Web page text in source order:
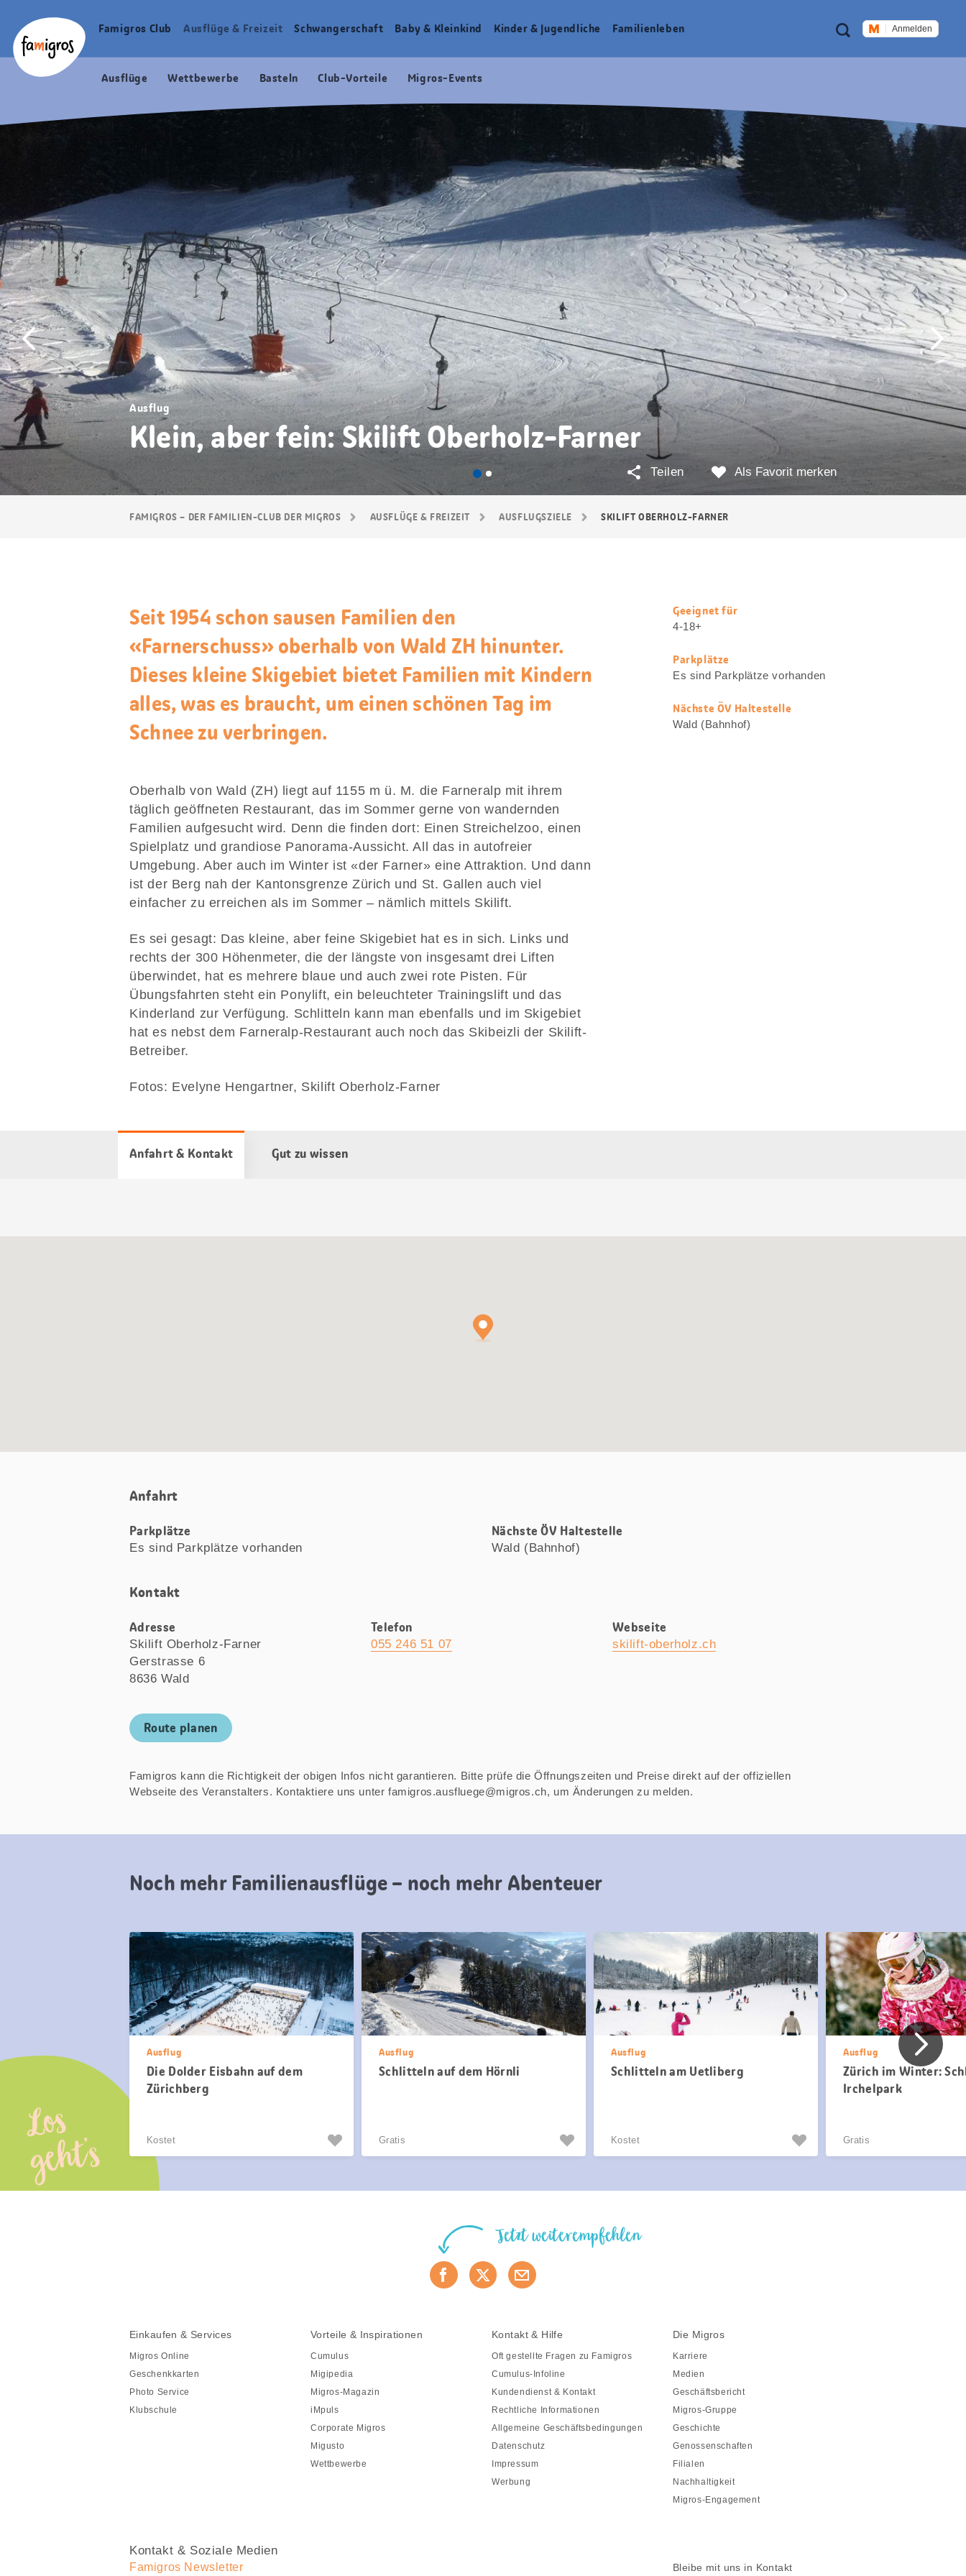
Navigation
Logo
Meta
Navigation
Suche Anmelden
Haupt
Famigros Club Ausflüge & Freizeit Schwangerschaft Baby & Kleinkind Kinder & Jugendliche Familien­leben
Ausflüge Wettbewerbe Basteln Club-Vorteile Migros-Events
FAMIGROS – DER FAMILIEN-CLUB DER MIGROS AUSFLÜGE & FREIZEIT AUSFLUGSZIELE SKILIFT OBERHOLZ-FARNER
Ausflug
Klein, aber fein: Skilift Oberholz-Farner
Als Favorit merken
Teilen
Seit 1954 schon sausen Familien den
«Farnerschuss» oberhalb von Wald ZH hinunter.
Dieses kleine Skigebiet bietet Familien mit Kindern
alles, was es braucht, um einen schönen Tag im
Schnee zu verbringen.
Oberhalb von Wald (ZH) liegt auf 1155 m ü. M. die Farneralp mit ihrem
täglich geöffneten Restaurant, das im Sommer gerne von wandernden
Familien aufgesucht wird. Denn die finden dort: Einen Streichelzoo, einen
Spielplatz und grandiose Panorama-Aussicht. All das in autofreier
Umgebung. Aber auch im Winter ist «der Farner» eine Attraktion. Und dann
ist der Berg nah der Kantonsgrenze Zürich und St. Gallen auch viel
einfacher zu erreichen als im Sommer – nämlich mittels Skilift.
Es sei gesagt: Das kleine, aber feine Skigebiet hat es in sich. Links und
rechts der 300 Höhenmeter, die der längste von insgesamt drei Liften
überwindet, hat es mehrere blaue und auch zwei rote Pisten. Für
Übungsfahrten steht ein Ponylift, ein beleuchteter Trainingslift und das
Kinderland zur Verfügung. Schlitteln kann man ebenfalls und im Skigebiet
hat es nebst dem Farneralp-Restaurant auch noch das Skibeizli der Skilift-
Betreiber.
Fotos: Evelyne Hengartner, Skilift Oberholz-Farner
Nützliche
Informationen
Geeignet für
4-18+
Parkplätze
Es sind Parkplätze vorhanden
Nächste ÖV Haltestelle
Wald (Bahnhof)
Anfahrt & Kontakt Gut zu wissen
Anfahrt
Parkplätze
Es sind Parkplätze vorhanden
Nächste ÖV Haltestelle
Wald (Bahnhof)
Kontakt
Adresse
Skilift Oberholz-Farner
Gerstrasse 6
8636 Wald
Telefon
055 246 51 07
Webseite
skilift-oberholz.ch
Route planen
Famigros kann die Richtigkeit der obigen Infos nicht garantieren. Bitte prüfe die Öffnungszeiten und Preise direkt auf der offiziellen
Webseite des Veranstalters. Kontaktiere uns unter famigros.ausfluege@migros.ch, um Änderungen zu melden.
Noch mehr Familienausflüge – noch mehr Abenteuer
Ausflug
Die Dolder Eisbahn auf dem
Zürichberg
Kostet
Ausflug
Schlitteln auf dem Hörnli
Gratis
Ausflug
Schlitteln am Uetliberg
Kostet
Ausflug
Zürich im Winter:
Irchelpark
Gratis
Vorher
Los
geht’s
Jetzt weiterempfehlen
Einkaufen & Services
Migros Online
Geschenkkarten
Photo Service
Klubschule
Vorteile & Inspirationen
Cumulus
Migipedia
Migros-Magazin
iMpuls
Corporate Migros
Migusto
Wettbewerbe
Kontakt & Hilfe
Oft gestellte Fragen zu Famigros
Cumulus-Infoline
Kundendienst & Kontakt
Rechtliche Informationen
Allgemeine Geschäftsbedingungen
Datenschutz
Impressum
Werbung
Die Migros
Karriere
Medien
Geschäftsbericht
Migros-Gruppe
Geschichte
Genossenschaften
Filialen
Nachhaltigkeit
Migros-Engagement
Kontakt & Soziale Medien
Famigros Newsletter Bleibe mit uns in Kontakt